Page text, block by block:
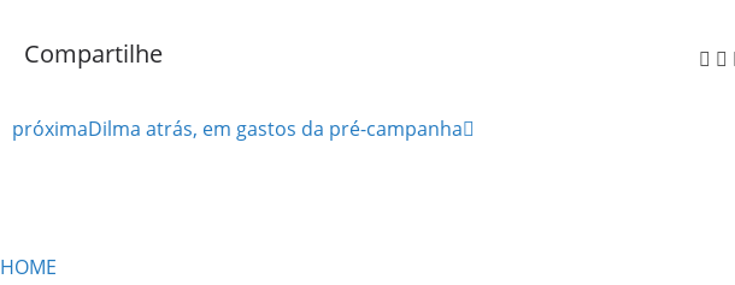
Compartilhe
próximaDilma atrás, em gastos da pré-campanha
HOME